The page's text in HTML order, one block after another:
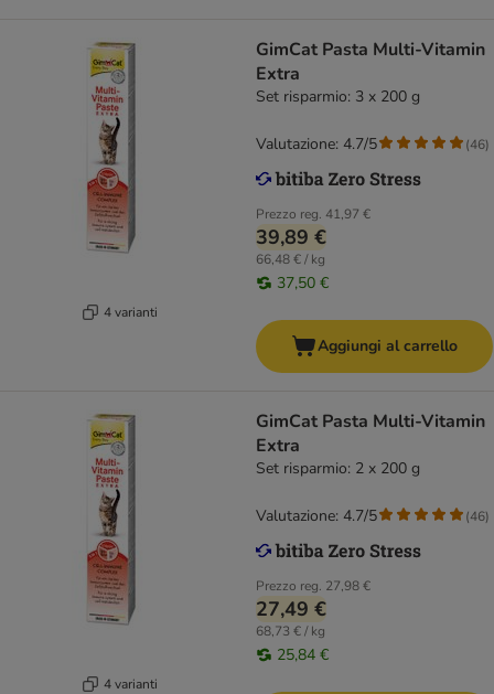
4 varianti
GimCat Pasta Multi-Vitamin
Extra
Set risparmio: 3 x 200 g
Prezzo reg. 41,97 €
39,89 €
66,48 € / kg
37,50 €
Valutazione: 4.7/5 (46)
Aggiungi al carrello
4 varianti
GimCat Pasta Multi-Vitamin
Extra
Set risparmio: 2 x 200 g
Prezzo reg. 27,98 €
27,49 €
68,73 € / kg
25,84 €
Valutazione: 4.7/5 (46)